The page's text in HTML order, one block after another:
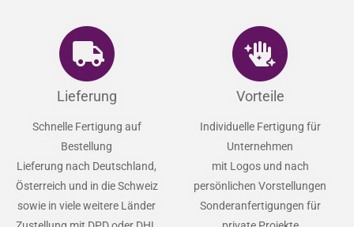
Lieferung
Schnelle Fertigung auf
Bestellung
Lieferung nach Deutschland,
Österreich und in die Schweiz
sowie in viele weitere Länder
Vorteile
Individuelle Fertigung für
Unternehmen
mit Logos und nach
persönlichen Vorstellungen
Sonderanfertigungen für